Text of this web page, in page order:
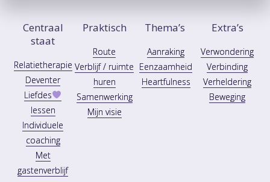
Centraal
staat
Relatietherapie
Deventer
Liefdes
lessen
Individuele
coaching
Met
gastenverblijf
Praktisch
Route
Verblijf / ruimte
huren
Samenwerking
Mijn visie
Thema’s
Aanraking
Eenzaamheid
Heartfulness
Extra’s
Verwondering
Verbinding
Verheldering
Beweging